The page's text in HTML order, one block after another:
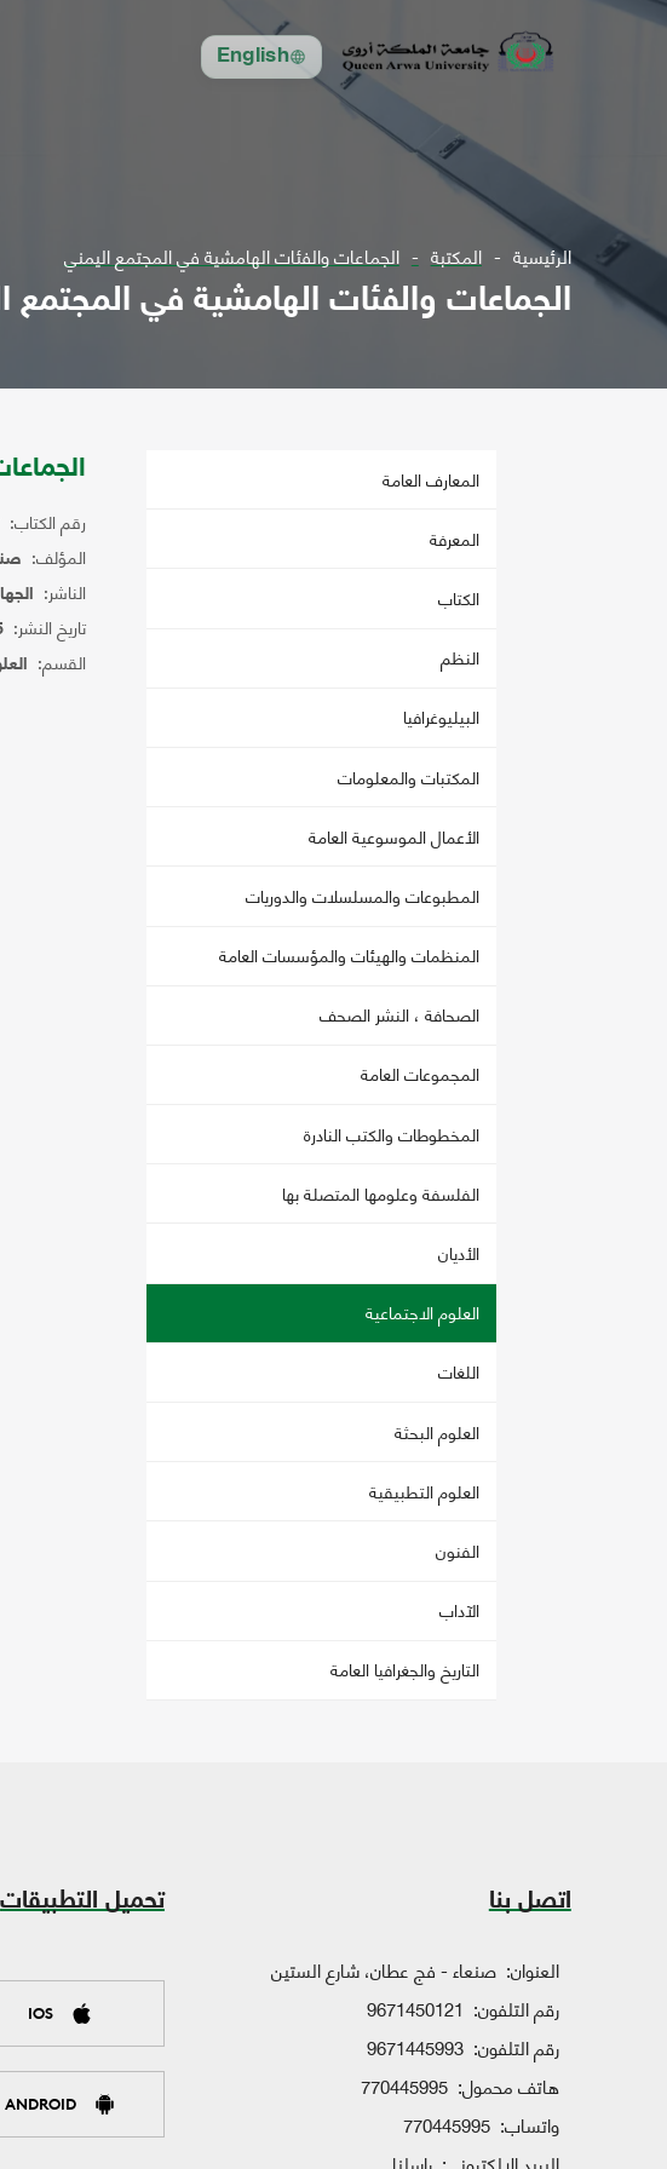
English
الرئيسية المكتبة الجماعات والفئات الهامشية في المجتمع اليمني
الجماعات والفئات الهامشية في المجتمع
المعارف العامة
المعرفة
الكتاب
النظم
البيليوغرافيا
المكتبات والمعلومات
الأعمال الموسوعية العامة
المطبوعات والمسلسلات والدوريات
المنظمات والهيئات والمؤسسات العامة
الصحافة ، النشر الصحف
المجموعات العامة
المخطوطات والكتب النادرة
الفلسفة وعلومها المتصلة بها
الأديان
العلوم الاجتماعية
اللغات
العلوم البحثة
العلوم التطبيقية
الفنون
الآداب
التاريخ والجغرافيا العامة
رقم الكتاب:
المؤلف:
الناشر:
تاريخ النشر:
القسم:
اتصل بنا
العنوان: صنعاء - فج عطان، شارع الستين
رقم التلفون: 9671450121
رقم التلفون: 9671445993
هاتف محمول: 770445995
واتساب: 770445995
تحميل التطبيقات
IOS
ANDROID